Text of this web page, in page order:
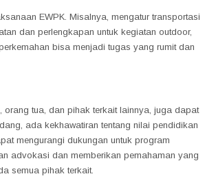
EWPK. Misalnya, mengatur transportasi
dan perlengkapan untuk kegiatan outdoor,
bisa menjadi tugas yang rumit dan
orang tua, dan pihak terkait lainnya, juga dapat
ada kekhawatiran tentang nilai pendidikan
mengurangi dukungan untuk program
advokasi dan memberikan pemahaman yang
semua pihak terkait.